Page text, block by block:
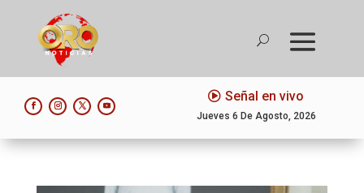
Señal en vivo
Jueves 6 De Agosto, 2026